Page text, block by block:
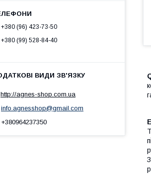
+380 (96) 423-73-50
+380 (99) 528-84-40
http://agnes-shop.com.ua
info.agnesshop@gmail.com
+380964237350